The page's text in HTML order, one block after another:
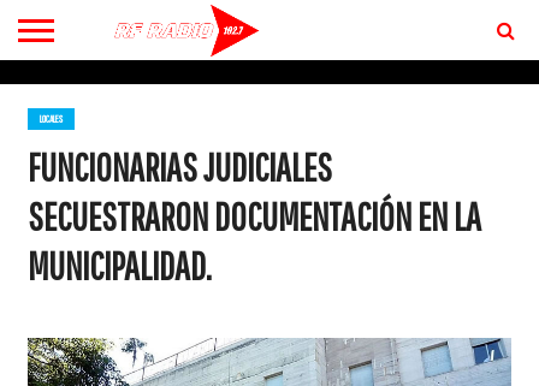
CONTACTO
BIENVENIDOS
A RF 102.7 FM
LOCALES
FUNCIONARIAS JUDICIALES
SECUESTRARON DOCUMENTACIÓN EN LA
MUNICIPALIDAD.